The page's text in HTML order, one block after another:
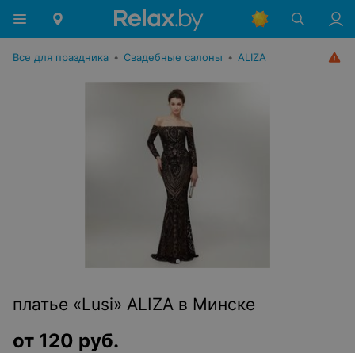
Все для праздника • Свадебные салоны • ALIZA
платье «Lusi» ALIZA в Минске
от 120 руб.